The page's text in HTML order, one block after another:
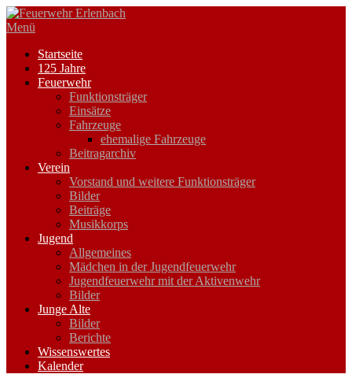
Zum
Inhalt
Menü
Startseite
125 Jahre
Feuerwehr
Funktionsträger
Einsätze
Fahrzeuge
ehemalige Fahrzeuge
Beitragarchiv
Verein
Vorstand und weitere Funktionsträger
Bilder
Beiträge
Musikkorps
Jugend
Allgemeines
Mädchen in der Jugendfeuerwehr
Jugendfeuerwehr mit der Aktivenwehr
Bilder
Junge Alte
Bilder
Berichte
Wissenswertes
Kalender